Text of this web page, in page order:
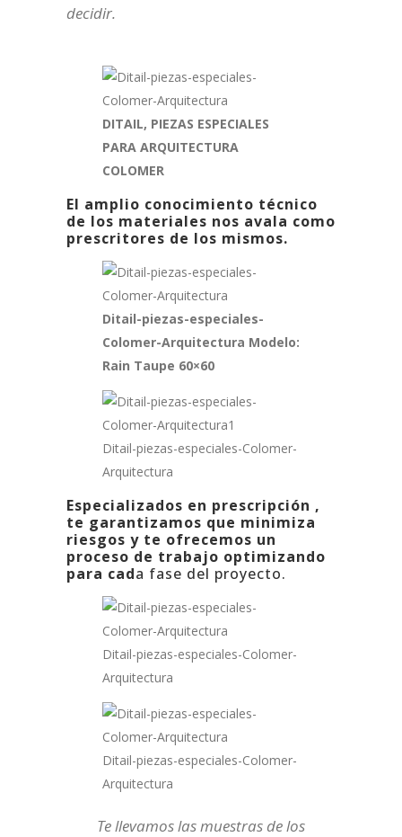
decidir.
DITAIL, PIEZAS ESPECIALES
PARA ARQUITECTURA
COLOMER
El amplio conocimiento técnico
de los materiales nos avala como
prescritores de los mismos.
Ditail-piezas-especiales-
Colomer-Arquitectura Modelo:
Rain Taupe 60×60
Ditail-piezas-especiales-Colomer-
Arquitectura
Especializados en prescripción ,
te garantizamos que minimiza
riesgos y te ofrecemos un
proceso de trabajo optimizando
para cada fase del proyecto.
Ditail-piezas-especiales-Colomer-
Arquitectura
Ditail-piezas-especiales-Colomer-
Arquitectura
Te llevamos las muestras de los